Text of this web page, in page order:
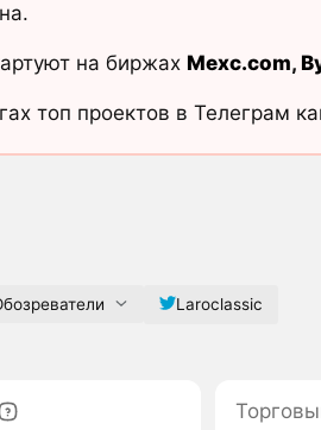
на биржах Mexc.com,
топ проектов в Телеграм
Laroclassic